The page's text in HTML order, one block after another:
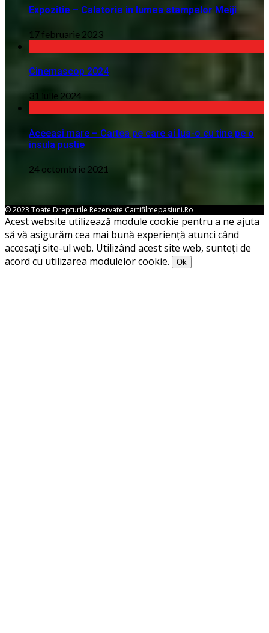
Expozitie – Calatorie in lumea stampelor Meiji
17 februarie 2023
Cinemascop 2024
31 iulie 2024
Aceeasi mare – Cartea pe care ai lua-o cu tine pe o
insula pustie
24 octombrie 2021
© 2023 Toate Drepturile Rezervate Cartifilmepasiuni.ro
Acest website utilizează module cookie pentru a ne ajuta
să vă asigurăm cea mai bună experiență atunci când
accesați site-ul web. Utilizând acest site web, sunteți de
acord cu utilizarea modulelor cookie.
Ok